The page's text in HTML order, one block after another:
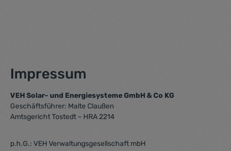
Impressum
VEH Solar- und Energiesysteme GmbH & Co KG
Geschäftsführer: Malte Claußen
Amtsgericht Tostedt – HRA 2214
p.h.G.: VEH Verwaltungsgesellschaft mbH